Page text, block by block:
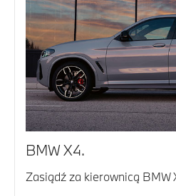
BMW X4.
Zasiądź za kierownicą BMW